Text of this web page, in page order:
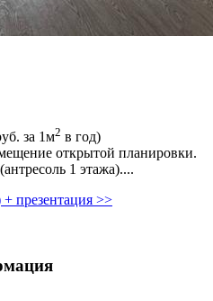
за 1м2 в год)
открытой планировки.
1 этажа)....
презентация >>